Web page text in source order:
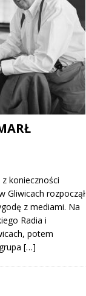
konieczności
Gliwicach rozpoczął
z mediami. Na
Radia i
potem
[…]